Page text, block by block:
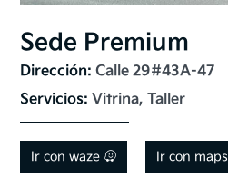
Sede Premium
Dirección: Calle 29#43A-47
Servicios: Vitrina, Taller
Ir con waze Ir con maps